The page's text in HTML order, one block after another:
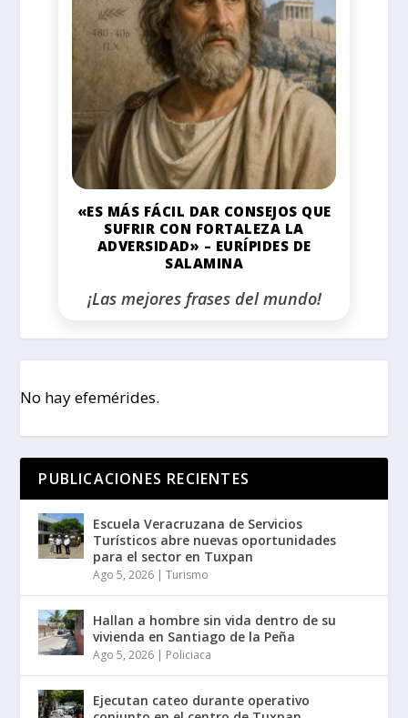
«ES MÁS FÁCIL DAR CONSEJOS QUE
SUFRIR CON FORTALEZA LA
ADVERSIDAD» – EURÍPIDES DE
SALAMINA
¡Las mejores frases del mundo!
No hay efemérides.
PUBLICACIONES RECIENTES
Escuela Veracruzana de Servicios
Turísticos abre nuevas oportunidades
para el sector en Tuxpan
Ago 5, 2026 |Turismo
Hallan a hombre sin vida dentro de su
vivienda en Santiago de la Peña
Ago 5, 2026 | Policiaca
Ejecutan cateo durante operativo